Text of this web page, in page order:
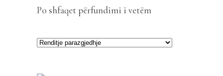
Po shfaqet përfundimi i vetëm